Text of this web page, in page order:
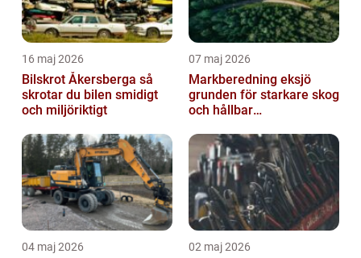
16 maj 2026
Bilskrot Åkersberga så
skrotar du bilen smidigt
och miljöriktigt
07 maj 2026
Markberedning eksjö
grunden för starkare skog
och hållbar
04 maj 2026 02 maj 2026